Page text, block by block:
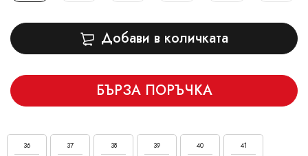
Добави в количката
БЪРЗА ПОРЪЧКА
36
37
38
39
40
41